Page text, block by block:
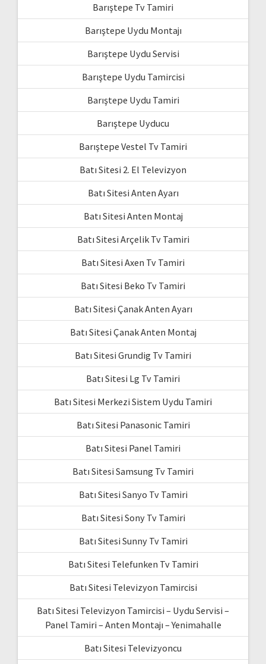
Barıştepe Tv Tamiri
Barıştepe Uydu Montajı
Barıştepe Uydu Servisi
Barıştepe Uydu Tamircisi
Barıştepe Uydu Tamiri
Barıştepe Uyducu
Barıştepe Vestel Tv Tamiri
Batı Sitesi 2. El Televizyon
Batı Sitesi Anten Ayarı
Batı Sitesi Anten Montaj
Batı Sitesi Arçelik Tv Tamiri
Batı Sitesi Axen Tv Tamiri
Batı Sitesi Beko Tv Tamiri
Batı Sitesi Çanak Anten Ayarı
Batı Sitesi Çanak Anten Montaj
Batı Sitesi Grundig Tv Tamiri
Batı Sitesi Lg Tv Tamiri
Batı Sitesi Merkezi Sistem Uydu Tamiri
Batı Sitesi Panasonic Tamiri
Batı Sitesi Panel Tamiri
Batı Sitesi Samsung Tv Tamiri
Batı Sitesi Sanyo Tv Tamiri
Batı Sitesi Sony Tv Tamiri
Batı Sitesi Sunny Tv Tamiri
Batı Sitesi Telefunken Tv Tamiri
Batı Sitesi Televizyon Tamircisi
Batı Sitesi Televizyon Tamircisi – Uydu Servisi –
Panel Tamiri – Anten Montajı – Yenimahalle
Batı Sitesi Televizyoncu